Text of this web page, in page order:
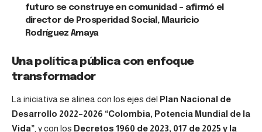
futuro se construye en comunidad – afirmó el
director de Prosperidad Social, Mauricio
Rodríguez Amaya
Una política pública con enfoque
transformador
La iniciativa se alinea con los ejes del Plan Nacional de
Desarrollo 2022–2026 “Colombia, Potencia Mundial de la
Vida” , y con los Decretos 1960 de 2023, 017 de 2025 y la